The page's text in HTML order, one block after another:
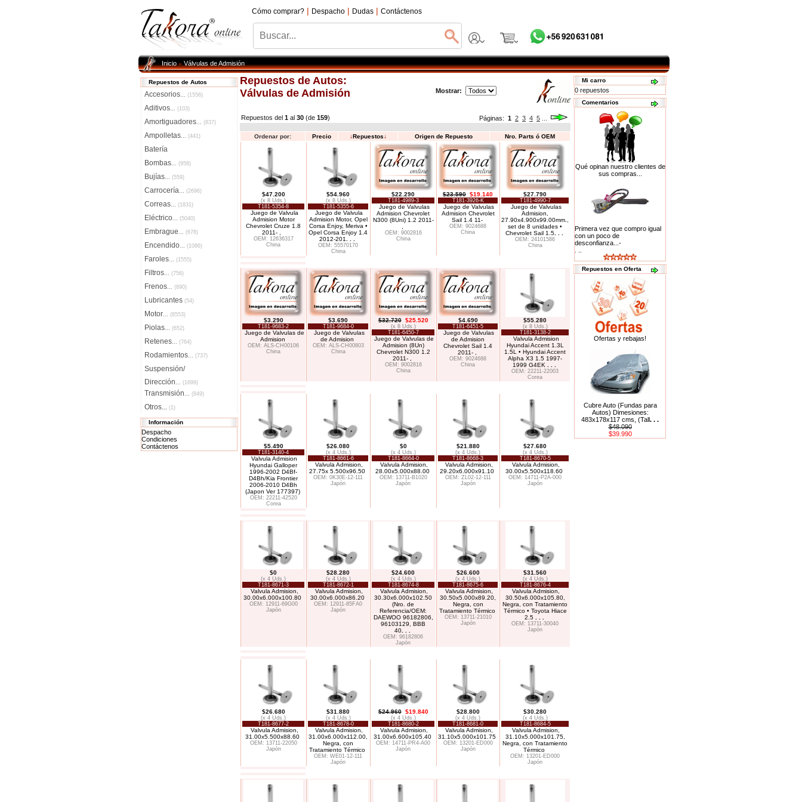
Cómo comprar? | Despacho | Dudas | Contáctenos
Inicio»Válvulas de Admisión
Repuestos de Autos
Accesorios... (1556)
Aditivos... (103)
Amortiguadores... (837)
Ampolletas... (441)
Batería
Bombas... (958)
Bujías... (559)
Carrocería... (2696)
Correas... (1831)
Eléctrico... (5040)
Embrague... (678)
Encendido... (1086)
Faroles... (1555)
Filtros... (756)
Frenos... (890)
Lubricantes (54)
Motor... (8553)
Piolas... (652)
Retenes... (764)
Rodamientos... (737)
Suspensión/
Dirección... (1699)
Transmisión... (849)
Otros... (1)
Información
Despacho
Condiciones
Contáctenos
Repuestos de Autos:
Válvulas de Admisión
Mostrar:
Repuestos del 1 al 30 (de 159) Páginas: 1 2 3 4 5
Ordenar por: Precio ↓Repuestos↓ Origen de Repuesto Nro. Parts ó OEM
$47.200
(x 8 Uds.)
T181-5354-8
Juego de Valvula
Admision Motor
Chevrolet Cruze 1.8
2011- ,
OEM: 12636317
China
$54.960
(x 8 Uds.)
T181-5355-6
Juego de Valvula
Admision Motor, Opel
Corsa Enjoy, Meriva •
Opel Corsa Enjoy 1.4
2012-201
OEM: 55570170
China
$22.290
T181-4989-3
Juego de Valvulas
Admision Chevrolet
N300 (8Uni) 1.2 2011-
OEM: 9002816
China
$23.590 $19.140
T181-3926-K
Juego de Valvulas
Admision Chevrolet
Sail 1.4 11-
OEM: 9024688
China
$27.790
T181-4990-7
Juego de Valvulas
Admision,
27.90x4.900x99.00mm.,
set de 8 unidades •
Chevrolet Sail 1.5. . .
OEM: 24101586
China
$3.290
T181-9683-2
Juego de Valvulas de
Admision
OEM: ALS-CH00106
China
$3.690
T181-9684-0
Juego de Valvulas
de Admision
OEM: ALS-CH00803
China
$32.720 $25.520
(x 8 Uds.)
T181-6450-7
Juego de Valvulas de
Admision (8Un)
Chevrolet N300 1.2
2011- ,
OEM: 9002816
China
$4.690
T181-6451-5
Juego de Valvulas
de Admision
Chevrolet Sail 1.4
2011- ,
OEM: 9024688
China
$55.280
(x 8 Uds.)
T181-3138-2
Valvula Admision
Hyundai Accent 1.3L
1.5L • Hyundai Accent
Alpha X3 1.5 1997-
1999 G4EK
OEM: 22211-22003
Corea
$5.490
T181-3140-4
Valvula Admision
Hyundai Galloper
1996-2002 D4Bf-
D4Bh/Kia Frontier
2006-2010 D4Bh
(Japon Ver 177397)
OEM: 22211-42520
Corea
$26.080
(x 4 Uds.)
T181-8661-6
Valvula Admision,
27.75x 5.500x96.50
OEM: 0K30E-12-111
Japón
$0
(x 4 Uds.)
T181-8664-0
Valvula Admision,
28.00x5.000x88.00
OEM: 13711-B1020
Japón
$21.880
(x 4 Uds.)
T181-8668-3
Valvula Admision,
29.20x6.000x91.10
OEM: ZL02-12-111
Japón
$27.680
(x 4 Uds.)
T181-8670-5
Valvula Admision,
30.00x5.500x118.60
OEM: 14711-P2A-000
Japón
$0
(x 4 Uds.)
T181-8671-3
Valvula Admision,
30.00x6.000x100.80
OEM: 12911-69G00
Japón
$28.280
(x 4 Uds.)
T181-8672-1
Valvula Admision,
30.00x6.000x86.20
OEM: 12911-85FA0
Japón
$24.600
(x 4 Uds.)
T181-8674-8
Valvula Admision,
30.30x6.000x102.50
(Nro. de
Referencia/OEM:
DAEWOO 96182806,
96103129, BBB
40. . .
OEM: 96182806
Japón
$26.600
(x 4 Uds.)
T181-8675-6
Valvula Admision,
30.50x5.000x89.20,
Negra, con
Tratamiento Térmico
OEM: 13711-21010
Japón
$31.560
(x 4 Uds.)
T181-8676-4
Valvula Admision,
30.50x6.000x105.80,
Negra, con Tratamiento
Térmico • Toyota Hiace
2.5
OEM: 13711-30040
Japón
$26.680
(x 4 Uds.)
T181-8677-2
Valvula Admision,
31.00x5.500x88.60
OEM: 13711-22050
Japón
$31.880
(x 4 Uds.)
T181-8678-0
Valvula Admision,
31.00x6.000x112.00,
Negra, con
Tratamiento Térmico
OEM: WE01-12-111
Japón
$24.960 $19.840
(x 4 Uds.)
T181-8680-2
Valvula Admision,
31.00x6.600x105.40
OEM: 14711-PR4-A00
Japón
$28.800
(x 4 Uds.)
T181-8681-0
Valvula Admision,
31.10x5.000x101.75
OEM: 13201-ED000
Japón
$30.280
(x 4 Uds.)
T181-8684-5
Valvula Admision,
31.10x5.000x101.75,
Negra, con Tratamiento
Térmico
OEM: 13201-ED000
Japón
Mi carro
0 repuestos
Comentarios
Qué opinan nuestro clientes de
sus compras...
Primera vez que compro igual
con un poco de
desconfianza...-
Repuestos en Oferta
Ofertas y rebajas!
Cubre Auto (Fundas para
Autos) Dimesiones:
483x178x117 cms, (Tall. . .
$48.090
$39.990